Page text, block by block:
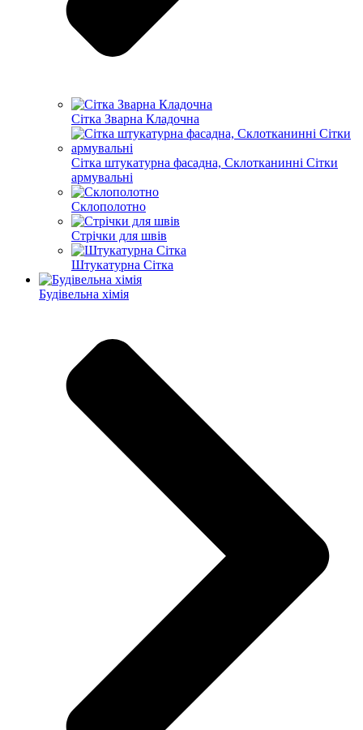
Сітка Зварна Кладочна
Сітка штукатурна фасадна, Склотканинні Сітки
армувальні
Склополотно
Стрічки для швів
Штукатурна Сітка
Будівельна хімія